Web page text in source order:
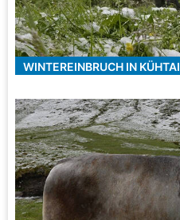
WINTEREINBRUCH IN KÜHTAI